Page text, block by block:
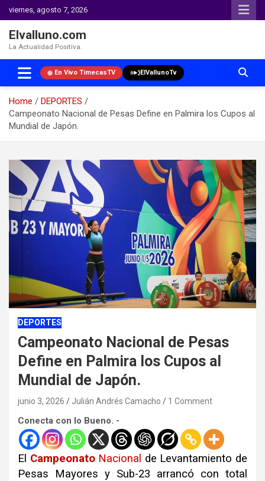
viernes, agosto 7, 2026
Elvalluno.com
La Actualidad Positiva.
En Vivo TimecasTV ElVallunoTv
Home
DEPORTES
Campeonato Nacional de Pesas Define en Palmira los Cupos al
Mundial de Japón.
content
DEPORTES
Campeonato Nacional de Pesas
Define en Palmira los Cupos al
Mundial de Japón.
junio 3, 2026 Julián Andrés Camacho 1 Comment
Conecta con lo Bueno. -
El Campeonato Nacional de Levantamiento de
Pesas Mayores y Sub-23 arrancó con total